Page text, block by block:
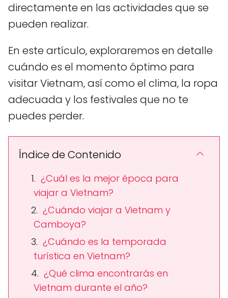
directamente en las actividades que se
pueden realizar.
En este artículo, exploraremos en detalle
cuándo es el momento óptimo para
visitar Vietnam, así como el clima, la ropa
adecuada y los festivales que no te
puedes perder.
Índice de Contenido
¿Cuál es la mejor época para
viajar a Vietnam?
¿Cuándo viajar a Vietnam y
Camboya?
¿Cuándo es la temporada
turística en Vietnam?
¿Qué clima encontrarás en
Vietnam durante el año?